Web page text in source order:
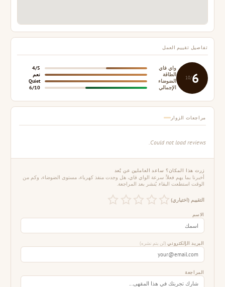
تفاصيل تقييم العمل
6
/10
واي فاي
4/5
الطاقة
نعم
الضوضاء
Quiet
الإجمالي
6/10
مراجعات الزوار
Could not load reviews.
زرت هذا المكان؟ ساعد العاملين عن بُعد
أخبرنا بما يهم فعلاً: سرعة الواي فاي، هل وجدت منفذ كهرباء، مستوى الضوضاء، وكم من
الوقت استطعت البقاء. يُنشر بعد المراجعة.
التقييم (اختياري)
الاسم
البريد الإلكتروني (لن يتم نشره)
المراجعة